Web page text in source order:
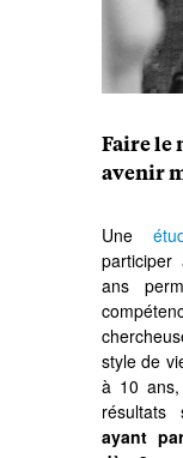
Faire le
avenir
Une
ans
style de
à 10
résultats
ayant